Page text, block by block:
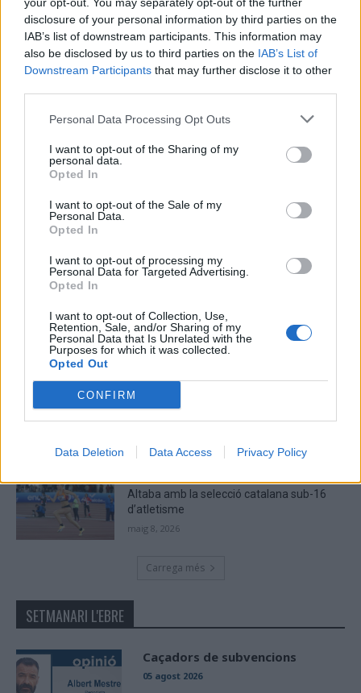
disclosure of your personal information by third parties on the
IAB’s list of downstream participants. This information may
also be disclosed by us to third parties on the IAB’s List of
Downstream Participants that may further disclose it to other
Personal Data Processing Opt Outs
I want to opt-out of the Sharing of my
personal data.
Opted In
I want to opt-out of the Sale of my
Personal Data.
Opted In
I want to opt-out of processing my
Personal Data for Targeted Advertising.
Opted In
I want to opt-out of Collection, Use,
Retention, Sale, and/or Sharing of my
Personal Data that Is Unrelated with the
Purposes for which it was collected.
Opted Out
CONFIRM
Data Deletion Data Access Privacy Policy
Captcha8 * 2 = ?
Please
enter
CAPTCHA
human.
ÚLTIMES NOTÍCIES
La Cursa de l’Aldea segona d’etiqueta d’or
de la Running Sèries Terres de l’Ebre
recorreguts
maig 9, 2026
El Cantaires amb baixes rep al CB
Viladecans en el tram decisiu de la lliga
maig 9, 2026
Altaba amb la selecció catalana sub-16
d’atletisme
maig 8, 2026
Carrega més
SETMANARI L'EBRE
Caçadors de subvencions
05 agost 2026